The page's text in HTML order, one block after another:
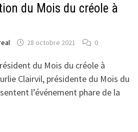
du Mois du créole à
28 octobre 2021 0
du Mois du créole à
Clairvil, présidente du Mois du
l’événement phare de la